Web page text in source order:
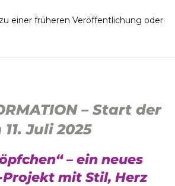
einer früheren Veröffentlichung oder
– Start der
Juli 2025
– ein neues
mit Stil, Herz